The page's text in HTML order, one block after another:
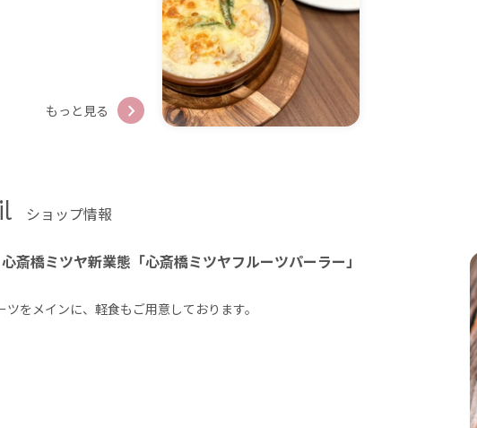
もっと見る
ショップ情報
斎橋ミツヤ新業態「心斎橋ミツヤフルーツパーラー」
をメインに、軽食もご用意しております。